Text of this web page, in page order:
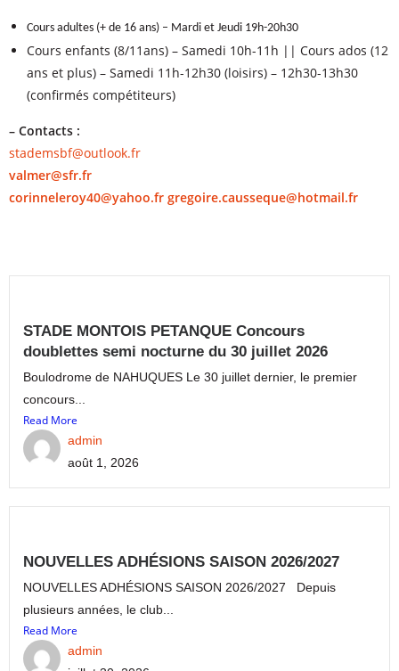
Cours adultes (+ de 16 ans) – Mardi et Jeudi 19h-20h30
Cours enfants (8/11ans) – Samedi 10h-11h || Cours ados (12
ans et plus) – Samedi 11h-12h30 (loisirs) – 12h30-13h30
(confirmés compétiteurs)
– Contacts :
stademsbf@outlook.fr
valmer@sfr.fr
corinneleroy40@yahoo.fr gregoire.causseque@hotmail.fr
STADE MONTOIS PETANQUE Concours
doublettes semi nocturne du 30 juillet 2026
Boulodrome de NAHUQUES Le 30 juillet dernier, le premier
concours...
Read More
admin
août 1, 2026
NOUVELLES ADHÉSIONS SAISON 2026/2027
NOUVELLES ADHÉSIONS SAISON 2026/2027 Depuis
plusieurs années, le club...
Read More
admin